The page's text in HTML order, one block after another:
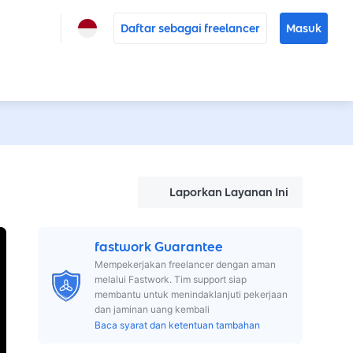
Daftar sebagai freelancer Masuk
Laporkan Layanan Ini
fastwork Guarantee
Mempekerjakan freelancer dengan aman
melalui Fastwork. Tim support siap
membantu untuk menindaklanjuti pekerjaan
dan jaminan uang kembali
Baca syarat dan ketentuan tambahan